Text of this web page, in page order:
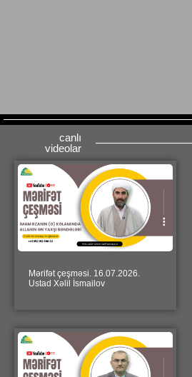
canlı
videolar
Mərifət çeşməsi. 16.07.2026.
Ustad Xəlil İsmailov